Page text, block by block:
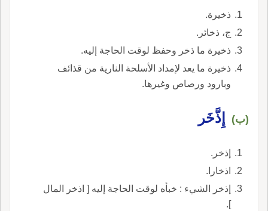
ذخيرة.
ج، ذخائر.
ذخيرة ما ذخر وحفظ لوقت الحاجة إليه.
ذخيرة ما يعد لإمداد الأسلحة النارية من قذائف
وبارود ورصاص وغيرها.
(ب) إِذَّخَر
إذخر.
اذخارا.
إذخر الشيء : خبأه لوقت الحاجة إليه [ اذخر المال
].